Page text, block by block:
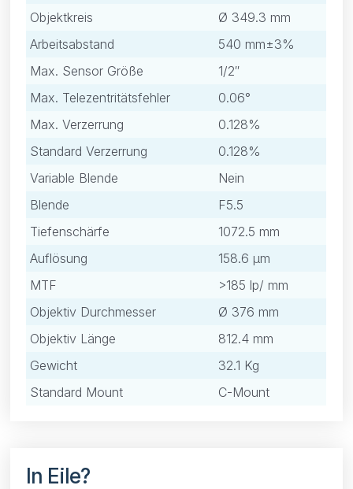
Objektkreis
Ø 349.3 mm
Arbeitsabstand
540 mm±3%
Max. Sensor Größe
1/2″
Max. Telezentritätsfehler
0.06°
Max. Verzerrung
0.128%
Standard Verzerrung
0.128%
Variable Blende
Nein
Blende
F5.5
Tiefenschärfe
1072.5 mm
Auflösung
158.6 μm
MTF
>185 lp/ mm
Objektiv Durchmesser
Ø 376 mm
Objektiv Länge
812.4 mm
Gewicht
32.1 Kg
Standard Mount
C-Mount
In Eile?